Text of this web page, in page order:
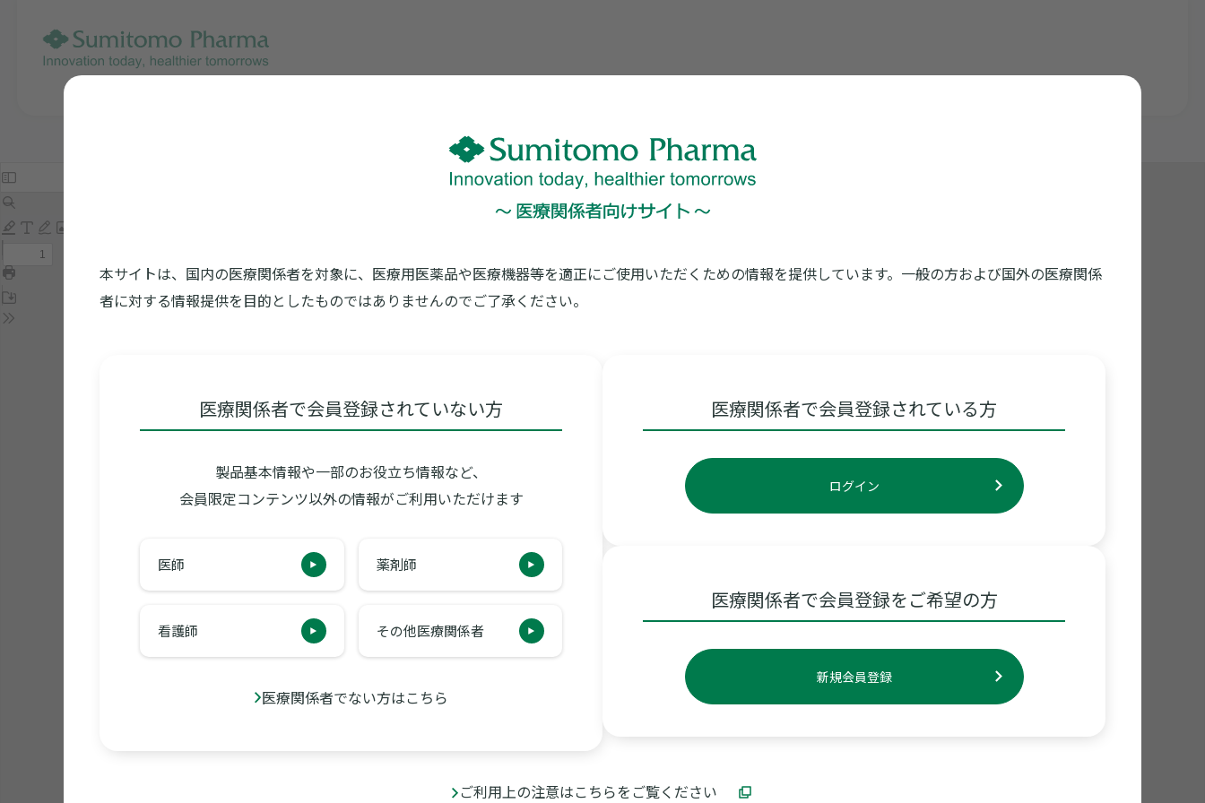
本サイトは、国内の医療関係者を対象に、医療用医薬品や医療機器等を適正にご使用いただくための情報を提供しています。一般の方および国外の医療関係
者に対する情報提供を目的としたものではありませんのでご了承ください。
医療関係者で会員登録されていない方
製品基本情報や一部のお役立ち情報など、
会員限定コンテンツ以外の情報がご利用いただけます
医師 薬剤師
看護師 その他医療関係者
医療関係者でない方はこちら
医療関係者で会員登録されている方
ログイン
医療関係者で会員登録をご希望の方
新規会員登録
ご利用上の注意はこちらをご覧ください
※印刷がうまくいかない方はダウンロードしてご利用ください